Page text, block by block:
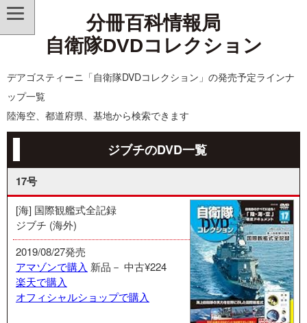
分冊百科情報局
自衛隊DVDコレクション
デアゴスティーニ「自衛隊DVDコレクション」の発売予定ラインナ
ップ一覧
陸海空、都道府県、基地から検索できます
ジブチのDVD一覧
17号
[海] 国際観艦式全記録
ジブチ (海外)
2019/08/27発売
アマゾンで購入 新品－ 中古¥224
楽天で購入
オフィシャルショップで購入